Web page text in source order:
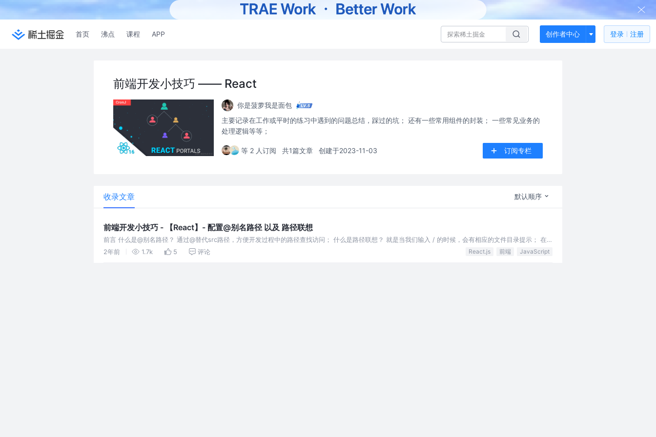
首页 沸点 课程 APP 创作者中心 登录 注册
前端开发小技巧 —— React
你是菠萝我是面包
主要记录在工作或平时的练习中遇到的问题总结，踩过的坑； 还有一些常用组件的封装； 一些常见业务的
处理逻辑等等；
等 2 人订阅 共1篇文章 创建于2023-11-03 订阅专栏
收录文章 默认顺序
前端开发小技巧 - 【React】- 配置@别名路径 以及 路径联想
前言 什么是@别名路径？ 通过@替代src路径，方便开发过程中的路径查找访问； 什么是路径联想？ 就是当我们输入 / 的时候，会有相应的文件目录提示； 在
React 中，我们不能直接使用 @ 去表示
2年前 1.7k 5 评论 React.js 前端 JavaScript